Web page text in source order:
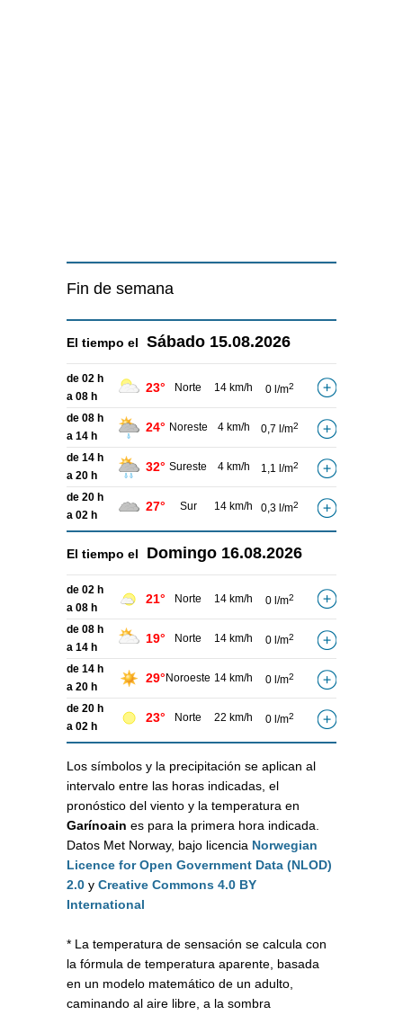
Fin de semana
El tiempo el Sábado 15.08.2026
de 02 h
a 08 h
23° Norte 14 km/h 0 l/m2
de 08 h
a 14 h
24° Noreste 4 km/h 0,7 l/m2
de 14 h
a 20 h
32° Sureste 4 km/h 1,1 l/m2
de 20 h
a 02 h
27° Sur 14 km/h 0,3 l/m2
El tiempo el Domingo 16.08.2026
de 02 h
a 08 h
21° Norte 14 km/h 0 l/m2
de 08 h
a 14 h
19° Norte 14 km/h 0 l/m2
de 14 h
a 20 h
29° Noroeste 14 km/h 0 l/m2
de 20 h
a 02 h
23° Norte 22 km/h 0 l/m2
Los símbolos y la precipitación se aplican al
intervalo entre las horas indicadas, el
pronóstico del viento y la temperatura en
Garínoain es para la primera hora indicada.
Datos Met Norway, bajo licencia Norwegian
Licence for Open Government Data (NLOD)
2.0 y Creative Commons 4.0 BY
International
* La temperatura de sensación se calcula con
la fórmula de temperatura aparente, basada
en un modelo matemático de un adulto,
caminando al aire libre, a la sombra